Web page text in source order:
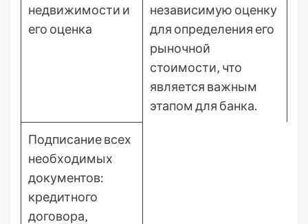
недвижимости и
его оценка
независимую оценку
для определения его
рыночной
стоимости‚ что
является важным
этапом для банка.
Подписание всех
необходимых
документов:
кредитного
договора‚